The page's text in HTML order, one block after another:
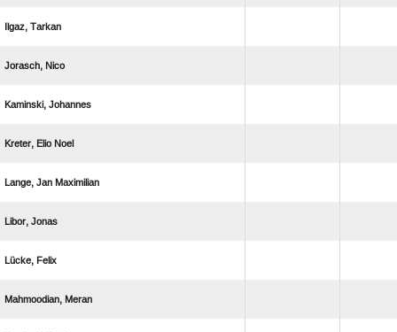
 
 
 
  
  
 
 
 